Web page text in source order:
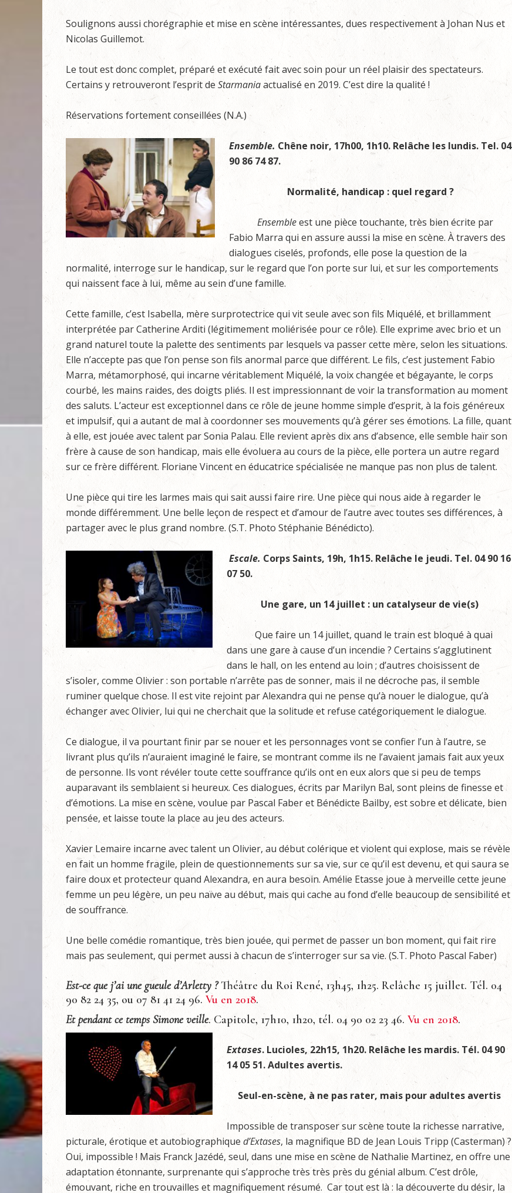
Soulignons aussi chorégraphie et mise en scène intéressantes, dues respectivement à Johan Nus et
Nicolas Guillemot.
Le tout est donc complet, préparé et exécuté fait avec soin pour un réel plaisir des spectateurs.
Certains y retrouveront l’esprit de Starmaniaactualisé en 2019. C’est dire la qualité !
Réservations fortement conseillées (N.A.)
Ensemble. Chêne noir, 17h00, 1h10. Relâche les lundis. Tel. 04
90 86 74 87.
Normalité, handicap : quel regard ?
Ensembleest une pièce touchante, très bien écrite par
Fabio Marra qui en assure aussi la mise en scène. À travers des
dialogues ciselés, profonds, elle pose la question de la
normalité, interroge sur le handicap, sur le regard que l’on porte sur lui, et sur les comportements
qui naissent face à lui, même au sein d’une famille.
Cette famille, c’est Isabella, mère surprotectrice qui vit seule avec son fils Miquélé, et brillamment
interprétée par Catherine Arditi (légitimement moliérisée pour ce rôle). Elle exprime avec brio et un
grand naturel toute la palette des sentiments par lesquels va passer cette mère, selon les situations.
Elle n’accepte pas que l’on pense son fils anormal parce que différent. Le fils, c’est justement Fabio
Marra, métamorphosé, qui incarne véritablement Miquélé, la voix changée et bégayante, le corps
courbé, les mains raides, des doigts pliés. Il est impressionnant de voir la transformation au moment
des saluts. L’acteur est exceptionnel dans ce rôle de jeune homme simple d’esprit, à la fois généreux
et impulsif, qui a autant de mal à coordonner ses mouvements qu’à gérer ses émotions. La fille, quant
à elle, est jouée avec talent par Sonia Palau. Elle revient après dix ans d’absence, elle semble haïr son
frère à cause de son handicap, mais elle évoluera au cours de la pièce, elle portera un autre regard
sur ce frère différent. Floriane Vincent en éducatrice spécialisée ne manque pas non plus de talent.
Une pièce qui tire les larmes mais qui sait aussi faire rire. Une pièce qui nous aide à regarder le
monde différemment. Une belle leçon de respect et d’amour de l’autre avec toutes ses différences, à
partager avec le plus grand nombre. (S.T. Photo Stéphanie Bénédicto).
Escale. Corps Saints, 19h, 1h15. Relâche le jeudi. Tel. 04 90 16
07 50.
Une gare, un 14 juillet : un catalyseur de vie(s)
Que faire un 14 juillet, quand le train est bloqué à quai
dans une gare à cause d’un incendie ? Certains s’agglutinent
dans le hall, on les entend au loin ; d’autres choisissent de
s’isoler, comme Olivier : son portable n’arrête pas de sonner, mais il ne décroche pas, il semble
ruminer quelque chose. Il est vite rejoint par Alexandra qui ne pense qu’à nouer le dialogue, qu’à
échanger avec Olivier, lui qui ne cherchait que la solitude et refuse catégoriquement le dialogue.
Ce dialogue, il va pourtant finir par se nouer et les personnages vont se confier l’un à l’autre, se
livrant plus qu’ils n’auraient imaginé le faire, se montrant comme ils ne l’avaient jamais fait aux yeux
de personne. Ils vont révéler toute cette souffrance qu’ils ont en eux alors que si peu de temps
auparavant ils semblaient si heureux. Ces dialogues, écrits par Marilyn Bal, sont pleins de finesse et
d’émotions. La mise en scène, voulue par Pascal Faber et Bénédicte Bailby, est sobre et délicate, bien
pensée, et laisse toute la place au jeu des acteurs.
Xavier Lemaire incarne avec talent un Olivier, au début colérique et violent qui explose, mais se révèle
en fait un homme fragile, plein de questionnements sur sa vie, sur ce qu’il est devenu, et qui saura se
faire doux et protecteur quand Alexandra, en aura besoin. Amélie Etasse joue à merveille cette jeune
femme un peu légère, un peu naïve au début, mais qui cache au fond d’elle beaucoup de sensibilité et
de souffrance.
Une belle comédie romantique, très bien jouée, qui permet de passer un bon moment, qui fait rire
mais pas seulement, qui permet aussi à chacun de s’interroger sur sa vie. (S.T. Photo Pascal Faber)
Est-ce que j’ai une gueule d’Arletty ?Théâtre du Roi René, 13h45, 1h25. Relâche 15 juillet. Tél. 04
90 82 24 35, ou 07 81 41 24 96. Vu en 2018.
Et pendant ce temps Simone veille. Capitole, 17h10, 1h20, tél. 04 90 02 23 46. Vu en 2018.
Extases. Lucioles, 22h15, 1h20. Relâche les mardis. Tél. 04 90
14 05 51. Adultes avertis.
Seul-en-scène, à ne pas rater, mais pour adultes avertis
Impossible de transposer sur scène toute la richesse narrative,
picturale, érotique et autobiographique d’Extases, la magnifique BD de Jean Louis Tripp (Casterman) ?
Oui, impossible ! Mais Franck Jazédé, seul, dans une mise en scène de Nathalie Martinez, en offre une
adaptation étonnante, surprenante qui s’approche très très près du génial album. C’est drôle,
émouvant, riche en trouvailles et magnifiquement résumé. Car tout est là : la découverte du désir, la